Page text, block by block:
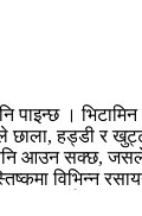
।
हड्डी र
आउन सक्छ,
विभिन्न